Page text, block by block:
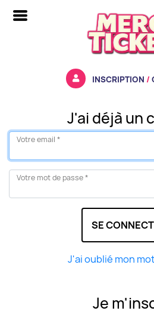
INSCRIPTION /
Je
J'ai déjà un
Votre email *
Votre mot de passe *
SE
J'ai oublié mon